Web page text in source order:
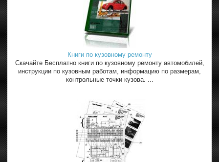
Книги по кузовному ремонту
Скачайте Бесплатно книги по кузовному ремонту автомобилей,
инструкции по кузовным работам, информацию по размерам,
контрольные точки кузова. ...